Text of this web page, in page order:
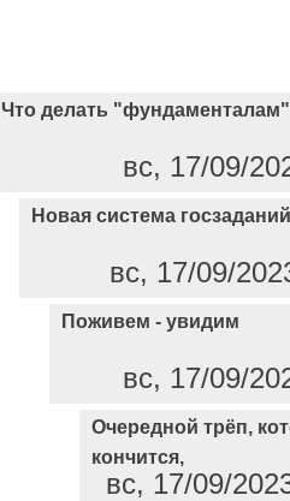
Что делать
вс, 17/09/
Новая система
вс, 17/09/
Поживем - увидим
вс, 17/09/
Очередной трёп,
кончится,
вс, 17/09/